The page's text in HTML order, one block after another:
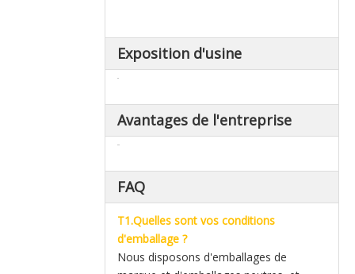
Exposition d'usine
Avantages de l'entreprise
FAQ
T1.Quelles sont vos conditions
d'emballage ?
Nous disposons d'emballages de